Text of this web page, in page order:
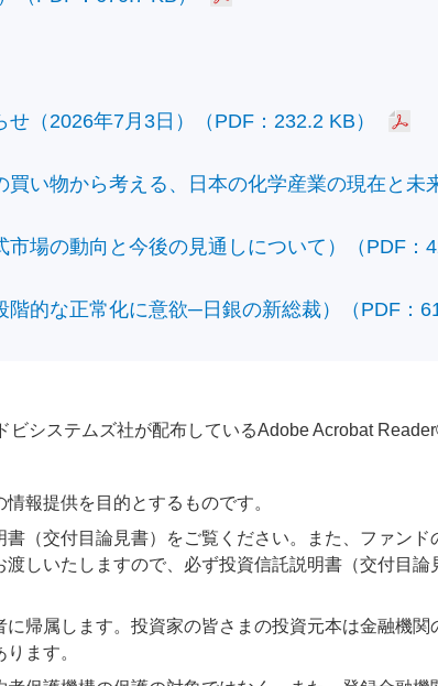
（2026年7月3日）（PDF：232.2 KB）
い物から考える、日本の化学産業の現在と未
場の動向と今後の見通しについて）（PDF：
的な正常化に意欲─日銀の新総裁）（PDF：
ビシステムズ社が配布しているAdobe Acrobat
報提供を目的とするものです。
（交付目論見書）をご覧ください。また、ファン
しいたしますので、必ず投資信託説明書（交付目
帰属します。投資家の皆さまの投資元本は金融機
ます。